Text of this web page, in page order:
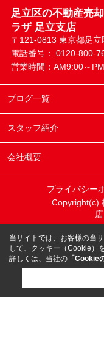
足立区の不動産売
ラザ 足立支店
〒121-0813 東京都足
電話番号： 0120-800-
営業時間：AM9:00～
ブログ一覧
スタッフ紹介
会社概要
プライバシー
Copyright(c)
当サイトでは、お客様の当
して、クッキー（Cookie）
詳しくは、当社の 「Cookie